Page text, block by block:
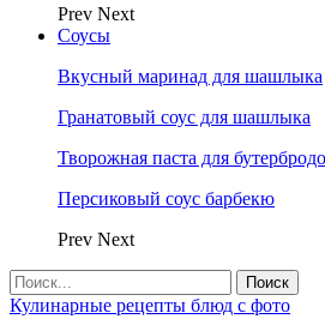
Prev Next
Соусы
Вкусный маринад для шашлыка
Гранатовый соус для шашлыка
Творожная паста для
Персиковый соус барбекю
Prev Next
Кулинарные рецепты блюд с фото